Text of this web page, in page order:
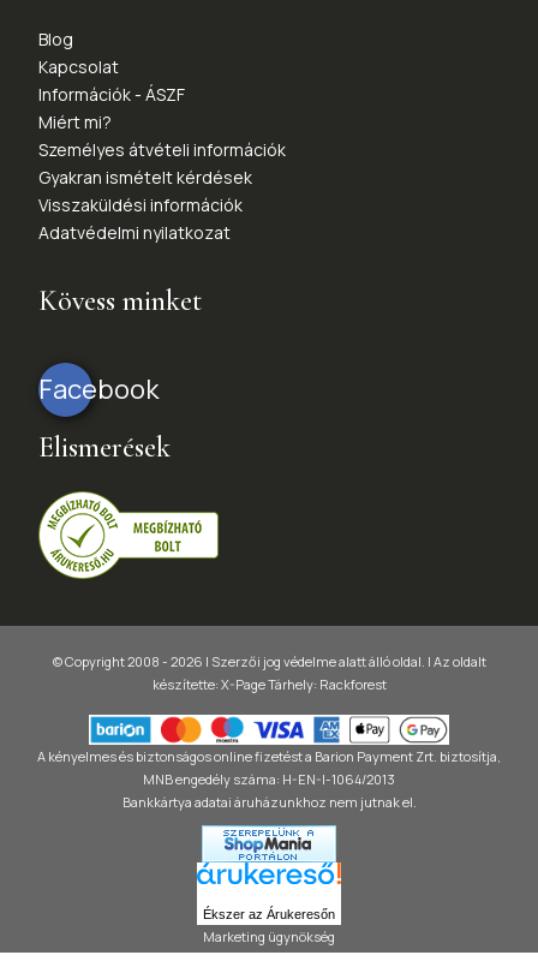
Blog
Kapcsolat
Információk - ÁSZF
Miért mi?
Személyes átvételi információk
Gyakran ismételt kérdések
Visszaküldési információk
Adatvédelmi nyilatkozat
Kövess minket
Facebook
Elismerések
© Copyright 2008 - 2026 | Szerzői jog védelme alatt álló oldal. | Az oldalt
készítette: X-PageTárhely: Rackforest
A kényelmes és biztonságos online fizetést a Barion Payment Zrt. biztosítja,
MNB engedély száma: H-EN-I-1064/2013
Bankkártya adatai áruházunkhoz nem jutnak el.
Ékszer az Árukeresőn
Marketing ügynökség